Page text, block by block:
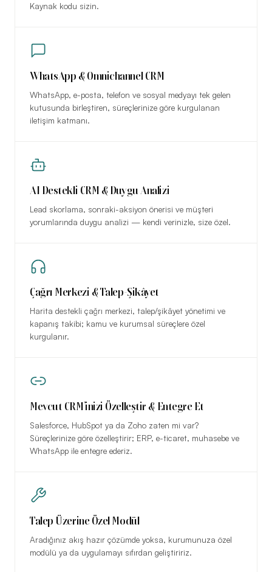
Kaynak kodu sizin.
WhatsApp & Omnichannel CRM
WhatsApp, e-posta, telefon ve sosyal medyayı tek gelen
kutusunda birleştiren, süreçlerinize göre kurgulanan
iletişim katmanı.
AI Destekli CRM & Duygu Analizi
Lead skorlama, sonraki-aksiyon önerisi ve müşteri
yorumlarında duygu analizi — kendi verinizle, size özel.
Çağrı Merkezi & Talep-Şikâyet
Harita destekli çağrı merkezi, talep/şikâyet yönetimi ve
kapanış takibi; kamu ve kurumsal süreçlere özel
kurgulanır.
Mevcut CRM’inizi Özelleştir & Entegre Et
Salesforce, HubSpot ya da Zoho zaten mi var?
Süreçlerinize göre özelleştirir; ERP, e-ticaret, muhasebe ve
WhatsApp ile entegre ederiz.
Talep Üzerine Özel Modül
Aradığınız akış hazır çözümde yoksa, kurumunuza özel
modülü ya da uygulamayı sıfırdan geliştiririz.